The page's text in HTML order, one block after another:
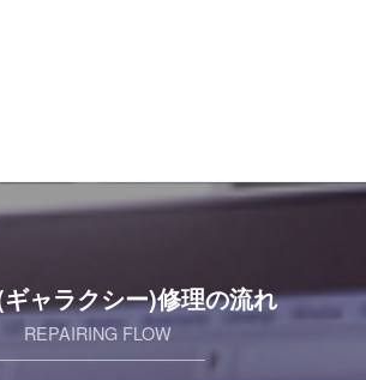
ャラクシー)修理の流れ
REPAIRING FLOW